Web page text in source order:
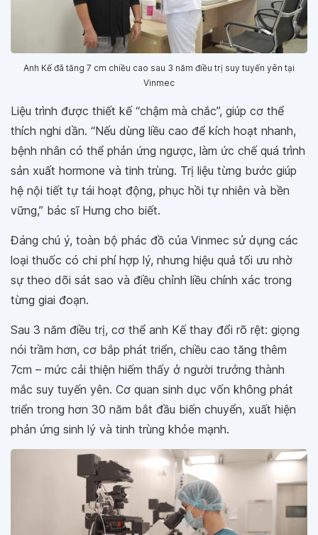
Anh Kế đã tăng 7 cm chiều cao sau 3 năm điều trị suy tuyến yên tại
Vinmec
Liệu trình được thiết kế “chậm mà chắc”, giúp cơ thể
thích nghi dần. “Nếu dùng liều cao để kích hoạt nhanh,
bệnh nhân có thể phản ứng ngược, làm ức chế quá trình
sản xuất hormone và tinh trùng. Trị liệu từng bước giúp
hệ nội tiết tự tái hoạt động, phục hồi tự nhiên và bền
vững,” bác sĩ Hưng cho biết.
Đáng chú ý, toàn bộ phác đồ của Vinmec sử dụng các
loại thuốc có chi phí hợp lý, nhưng hiệu quả tối ưu nhờ
sự theo dõi sát sao và điều chỉnh liều chính xác trong
từng giai đoạn.
Sau 3 năm điều trị, cơ thể anh Kế thay đổi rõ rệt: giọng
nói trầm hơn, cơ bắp phát triển, chiều cao tăng thêm
7cm – mức cải thiện hiếm thấy ở người trưởng thành
mắc suy tuyến yên. Cơ quan sinh dục vốn không phát
triển trong hơn 30 năm bắt đầu biến chuyển, xuất hiện
phản ứng sinh lý và tinh trùng khỏe mạnh.